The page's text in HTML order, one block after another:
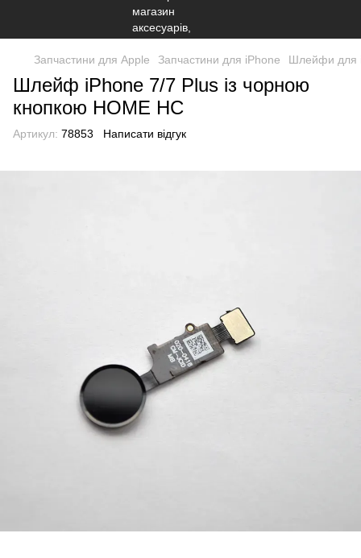
Запчастини для Apple Запчастини для iPhone Шлейфи для
Шлейф iPhone 7/7 Plus із чорною
кнопкою HOME HC
Артикул: 78853 Написати відгук